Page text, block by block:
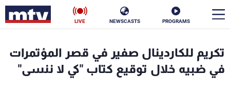
PROGRAMS
NEWSCASTS
LIVE
تكريم للكاردينال صفير في قصر المؤتمرات
في ضبيه خلال توقيع كتاب "كي لا ننسى"
الأخبار